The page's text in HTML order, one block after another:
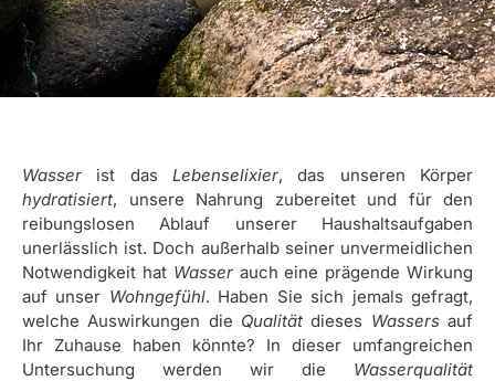
Wasser ist das Lebenselixier, das unseren Körper
hydratisiert, unsere Nahrung zubereitet und für den
reibungslosen Ablauf unserer Haushaltsaufgaben
unerlässlich ist. Doch außerhalb seiner unvermeidlichen
Notwendigkeit hat Wasserauch eine prägende Wirkung
auf unser Wohngefühl. Haben Sie sich jemals gefragt,
welche Auswirkungen die Qualität dieses Wassersauf
Ihr Zuhause haben könnte? In dieser umfangreichen
Untersuchung werden wir die Wasserqualität